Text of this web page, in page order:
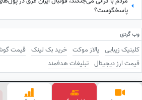
پاسخگوست؟
وب گردی
کلینیک زیبایی پالاز موکت خرید بک لینک قیمت
قیمت ارز دیجیتال تبلیغات هدفمند
طراحی و توسعه توسط